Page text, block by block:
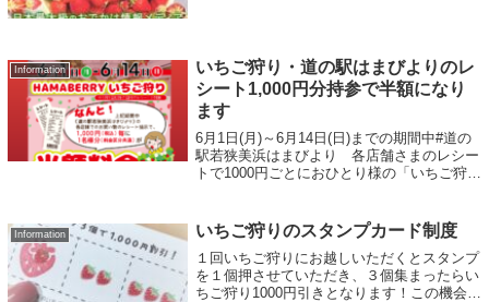
Information
いちご狩り・道の駅はまびよりのレ
シート1,000円分持参で半額になり
ます
6月1日(月)～6月14日(日)までの期間中#道の
駅若狭美浜はまびより 各店舗さまのレシー
トで1000円ごとにおひとり様の「いちご狩
シートから有効です。少...
Information いちご狩りのスタンプカード制度
１回いちご狩りにお越しいただくとスタンプ
を１個押させていただき、３個集まったらい
ちご狩り1000円引きとなります！この機会に